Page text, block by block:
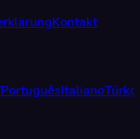
Kontakt
PortuguêsItaliano